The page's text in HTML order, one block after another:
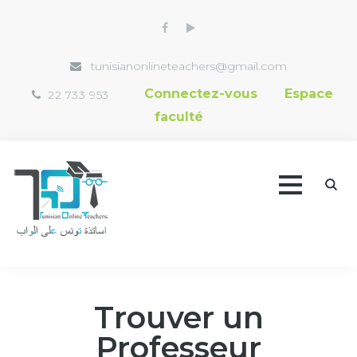
tunisianonlineteachers@gmail.com
22 733 953
Connectez-vous
Espace
faculté
Trouver un professeurTrouver un
Professeur